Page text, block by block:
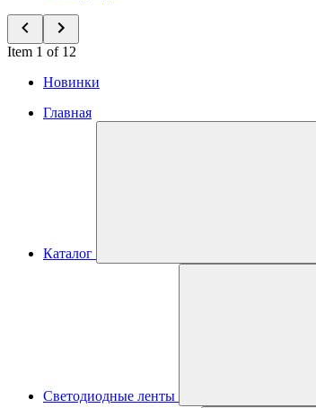
Item 1 of 12
Новинки
Главная
Каталог
Светодиодные ленты